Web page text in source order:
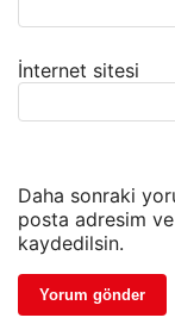
İnternet sitesi
Daha sonraki
posta adresim
kaydedilsin.